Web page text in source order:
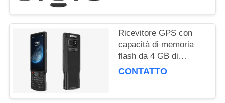
Ricevitore GPS con
capacità di memoria
flash da 4 GB di
RAM/64 GB con
CONTATTO